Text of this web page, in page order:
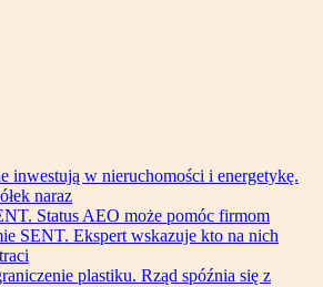
inwestują w nieruchomości i energetykę.
naraz
Status AEO może pomóc firmom
SENT. Ekspert wskazuje kto na nich
plastiku. Rząd spóźnia się z